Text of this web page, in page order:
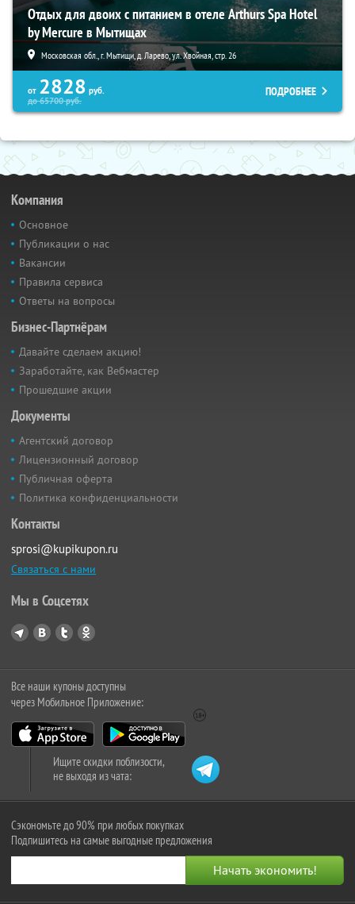
Отдых для двоих с питанием в отеле Arthurs Spa Hotel
by Mercure в Мытищах
Московская обл., г. Мытищи, д. Ларево, ул. Хвойная, стр. 26
от 2828 руб.
до65700руб.
ПОДРОБНЕЕ
Компания
Основное
Публикации о нас
Вакансии
Правила сервиса
Ответы на вопросы
Бизнес-Партнёрам
Давайте сделаем акцию!
Заработайте, как Вебмастер
Прошедшие акции
Документы
Агентский договор
Лицензионный договор
Публичная оферта
Политика конфиденциальности
Контакты
sprosi@kupikupon.ru
Связаться с нами
Мы в Соцсетях
Все наши купоны доступны
через Мобильное Приложение:
Ищите скидки поблизости,
не выходя из чата:
Сэкономьте до 90% при любых покупках
Подпишитесь на самые выгодные предложения